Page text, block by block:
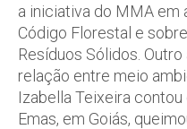
a iniciativa do MMA em
Código Florestal e
Resíduos Sólidos.
relação entre meio
Izabella Teixeira
Emas, em Goiás,